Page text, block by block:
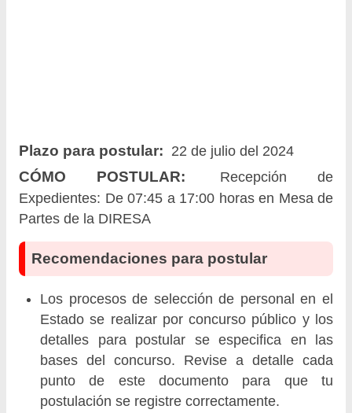
Plazo para postular: 22 de julio del 2024
CÓMO POSTULAR:
Recepción de
Expedientes: De 07:45 a 17:00 horas en Mesa de
Partes de la DIRESA
Recomendaciones para postular
Los procesos de selección de personal en el
Estado se realizar por concurso público y los
detalles para postular se especifica en las
bases del concurso. Revise a detalle cada
punto de este documento para que tu
postulación se registre correctamente.